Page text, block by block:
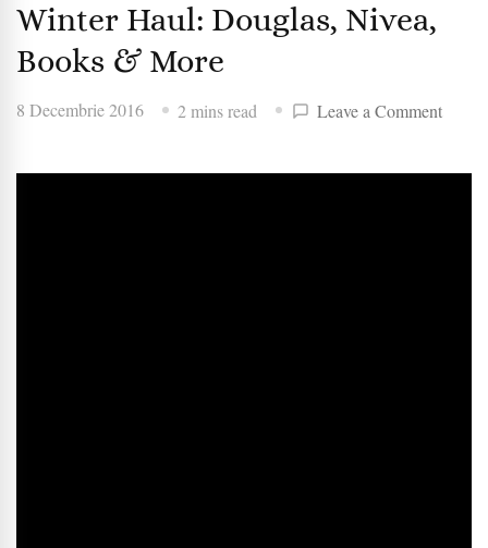
Winter Haul: Douglas, Nivea,
Books & More
8 Decembrie 2016 2 mins read Leave a Commenton